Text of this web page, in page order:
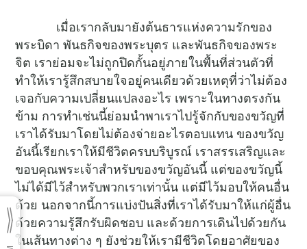
เมื่อเรากลับมายังต้นธารแห่งความรักของ
พระบิดา พันธกิจของพระบุตร และพันธกิจของพระ
จิต เราย่อมจะไม่ถูกปิดกั้นอยู่ภายในพื้นที่ส่วนตัวที่
ทำให้เรารู้สึกสบายใจอยู่คนเดียวด้วยเหตุที่ว่าไม่ต้อง
เจอกับความเปลี่ยนแปลงอะไร เพราะในทางตรงกัน
ข้าม การทำเช่นนี้ย่อมนำพาเราไปรู้จักกับของขวัญที่
เราได้รับมาโดยไม่ต้องจ่ายอะไรตอบแทน ของขวัญ
อันนี้เรียกเราให้มีชีวิตครบบริบูรณ์ เราสรรเสริญและ
ขอบคุณพระเจ้าสำหรับของขวัญอันนี้ แต่ของขวัญนี้
ไม่ได้มีไว้สำหรับพวกเราเท่านั้น แต่มีไว้มอบให้คนอื่น
ด้วย นอกจากนี้การแบ่งปันสิ่งที่เราได้รับมาให้แก่ผู้อื่น
ด้วยความรู้สึกรับผิดชอบ และด้วยการเดินไปด้วยกัน
ในเส้นทางต่าง ๆ ยังช่วยให้เรามีชีวิตโดยอาศัยของ